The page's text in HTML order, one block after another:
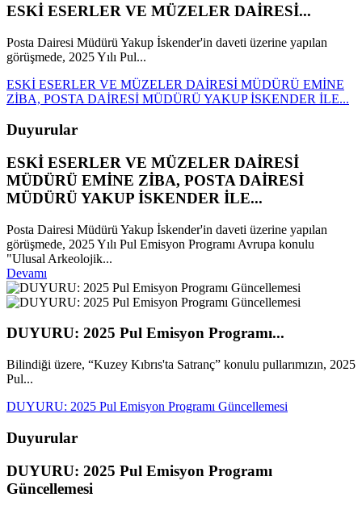
ESKİ ESERLER VE MÜZELER DAİRESİ...
Posta Dairesi Müdürü Yakup İskender'in daveti üzerine yapılan
görüşmede, 2025 Yılı Pul...
ESKİ ESERLER VE MÜZELER DAİRESİ MÜDÜRÜ EMİNE
ZİBA, POSTA DAİRESİ MÜDÜRÜ YAKUP İSKENDER İLE...
Duyurular
ESKİ ESERLER VE MÜZELER DAİRESİ
MÜDÜRÜ EMİNE ZİBA, POSTA DAİRESİ
MÜDÜRÜ YAKUP İSKENDER İLE...
Posta Dairesi Müdürü Yakup İskender'in daveti üzerine yapılan
görüşmede, 2025 Yılı Pul Emisyon Programı Avrupa konulu
"Ulusal Arkeolojik...
Devamı
DUYURU: 2025 Pul Emisyon Programı...
Bilindiği üzere, “Kuzey Kıbrıs'ta Satranç” konulu pullarımızın, 2025
Pul...
DUYURU: 2025 Pul Emisyon Programı Güncellemesi
Duyurular
DUYURU: 2025 Pul Emisyon Programı
Güncellemesi